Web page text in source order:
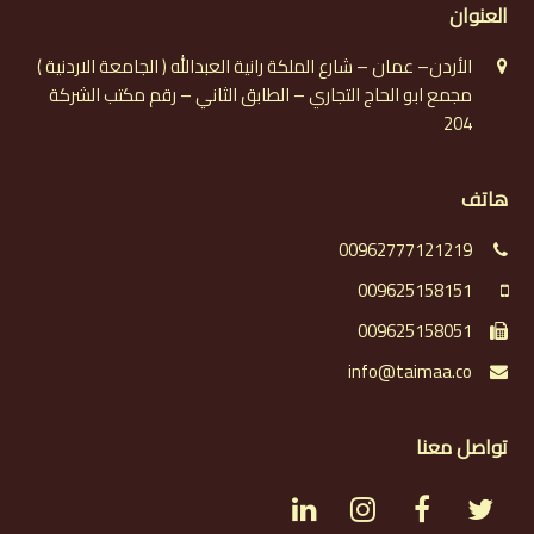
العنوان
الأردن– عمان – شارع الملكة رانية العبدالله ( الجامعة الاردنية )
مجمع ابو الحاج التجاري – الطابق الثاني – رقم مكتب الشركة
204
هاتف
00962777121219
009625158151
009625158051
info@taimaa.co
تواصل معنا
I
L